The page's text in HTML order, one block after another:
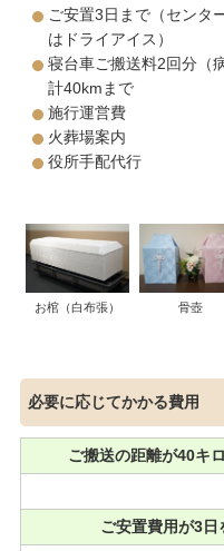
ご安置3日まで（センタ
はドライアイス）
寝台車ご搬送料2回分（
計40kmまで
施行運営費
火葬場案内
役所手配代行
お棺（白布張） 骨壺
必要に応じてかかる費用
ご搬送の距離が40キ
ご安置費用が3日